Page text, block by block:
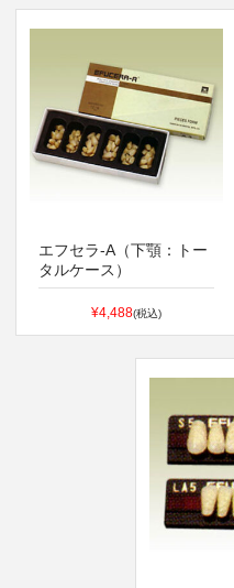
エフセラ-A（下顎：トー
タルケース）
¥4,488(税込)